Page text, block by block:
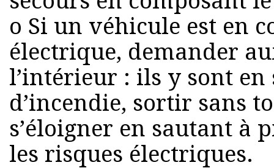
o Si un véhicule est en
électrique, demander
l’intérieur : ils y sont en
d’incendie, sortir sans
s’éloigner en sautant
les risques électriques.